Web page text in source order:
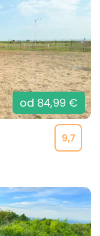
od 84,99 €
9,7